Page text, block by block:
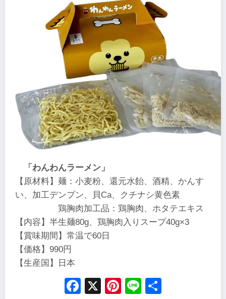
「わんわんラーメン」
【原材料】麺：小麦粉、還元水飴、酒精、かんす
い、加工デンプン、貝Ca、クチナシ黄色素
鶏胸肉加工品：鶏胸肉、ホタテエキス
【内容】半生麺80g、鶏胸肉入りスープ40g×3
【賞味期間】常温で60日
【価格】990円
【生産国】日本
Facebook
X Pinterest
Line